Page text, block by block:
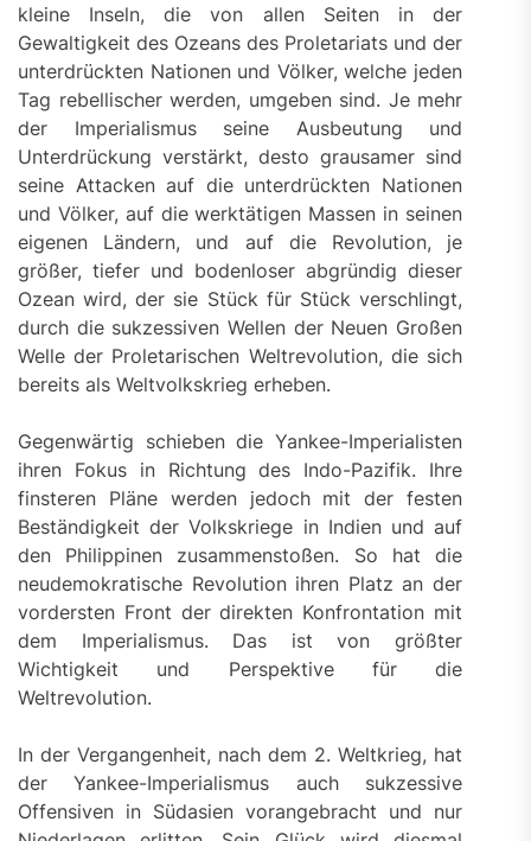
kleine Inseln, die von allen Seiten in der
Gewaltigkeit des Ozeans des Proletariats und der
unterdrückten Nationen und Völker, welche jeden
Tag rebellischer werden, umgeben sind. Je mehr
der Imperialismus seine Ausbeutung und
Unterdrückung verstärkt, desto grausamer sind
seine Attacken auf die unterdrückten Nationen
und Völker, auf die werktätigen Massen in seinen
eigenen Ländern, und auf die Revolution, je
größer, tiefer und bodenloser abgründig dieser
Ozean wird, der sie Stück für Stück verschlingt,
durch die sukzessiven Wellen der Neuen Großen
Welle der Proletarischen Weltrevolution, die sich
bereits als Weltvolkskrieg erheben.
Gegenwärtig schieben die Yankee-Imperialisten
ihren Fokus in Richtung des Indo-Pazifik. Ihre
finsteren Pläne werden jedoch mit der festen
Beständigkeit der Volkskriege in Indien und auf
den Philippinen zusammenstoßen. So hat die
neudemokratische Revolution ihren Platz an der
vordersten Front der direkten Konfrontation mit
dem Imperialismus. Das ist von größter
Wichtigkeit und Perspektive für die
Weltrevolution.
In der Vergangenheit, nach dem 2. Weltkrieg, hat
der Yankee-Imperialismus auch sukzessive
Offensiven in Südasien vorangebracht und nur